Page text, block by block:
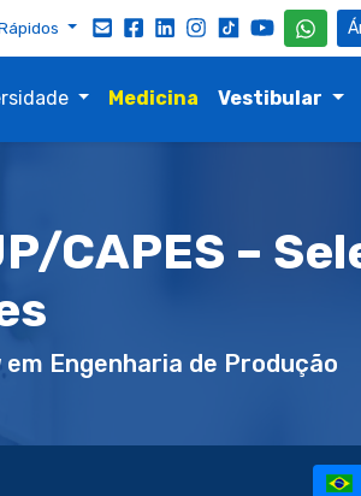
Medicina Vestibular
CAPES –
em Engenharia de Produção